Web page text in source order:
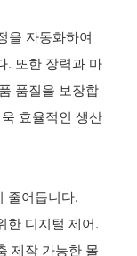
을 자동화하여
. 또한 장력과 마
품질을 보장합
효율적인 생산
줄어듭니다.
한 디지털 제어.
제작 가능한 몰